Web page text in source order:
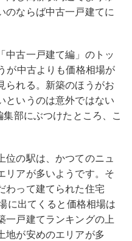
のならば中古一戸建てに
中古一戸建て編」のトッ
が中古よりも価格相場が
られる。新築のほうがお
というのは意外ではない
部にぶつけたところ、こ
位の駅は、かつてのニュ
リアが多いようです。そ
わって建てられた住宅
に出てくると価格相場は
一戸建てランキングの上
地が安めのエリアが多